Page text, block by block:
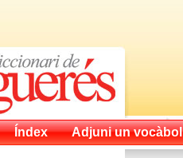
Índex Adjuni un vocàbol